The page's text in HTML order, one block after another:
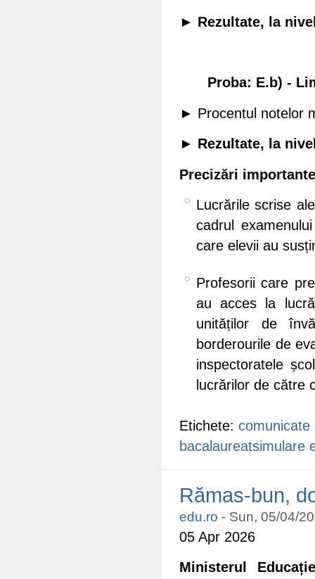
► Rezultate, la
Proba: E.b) -
► Procentul notelor
► Rezultate, la
Precizări importante
Lucrările scrise
cadrul
care elevii au
Profesorii care
au acces la
unităților de
borderourile de
inspectoratele
lucrărilor de către
Etichete: comunicate
bacalaureatsimulare
Rămas-bun,
edu.ro - Sun, 05/04/
05 Apr 2026
Ministerul